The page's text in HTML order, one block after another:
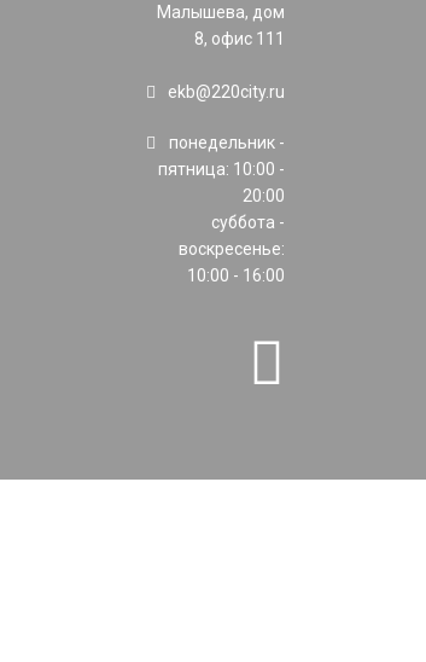
Малышева, дом
8, офис 111
ekb@220city.ru
понедельник -
пятница: 10:00 -
20:00
суббота -
воскресенье:
10:00 - 16:00